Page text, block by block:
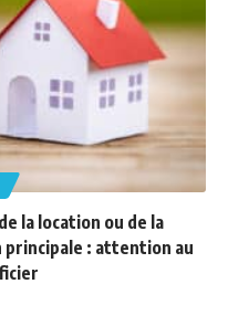
la location ou de la
: attention au